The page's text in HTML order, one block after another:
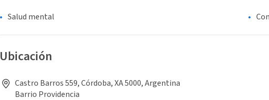
Salud mental
Ubicación
Castro Barros 559, Córdoba, XA 5000, Argentina
Barrio Providencia